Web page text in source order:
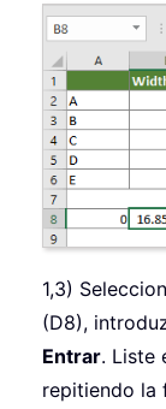
1,3)
(D8),
Entrar. Liste
repitiendo la